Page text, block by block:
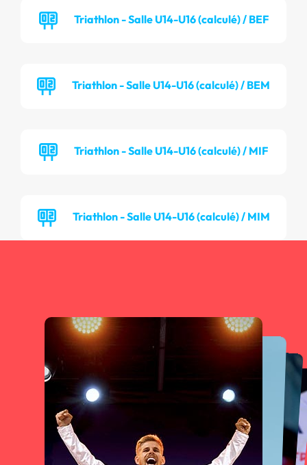
Triathlon - Salle U14-U16 (calculé) / BEF
Triathlon - Salle U14-U16 (calculé) / BEM
Triathlon - Salle U14-U16 (calculé) / MIF
Triathlon - Salle U14-U16 (calculé) / MIM